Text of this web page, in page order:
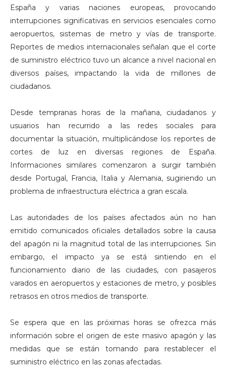
España y varias naciones europeas, provocando
interrupciones significativas en servicios esenciales como
aeropuertos, sistemas de metro y vías de transporte.
Reportes de medios internacionales señalan que el corte
de suministro eléctrico tuvo un alcance a nivel nacional en
diversos países, impactando la vida de millones de
ciudadanos.
Desde tempranas horas de la mañana, ciudadanos y
usuarios han recurrido a las redes sociales para
documentar la situación, multiplicándose los reportes de
cortes de luz en diversas regiones de España.
Informaciones similares comenzaron a surgir también
desde Portugal, Francia, Italia y Alemania, sugiriendo un
problema de infraestructura eléctrica a gran escala.
Las autoridades de los países afectados aún no han
emitido comunicados oficiales detallados sobre la causa
del apagón ni la magnitud total de las interrupciones. Sin
embargo, el impacto ya se está sintiendo en el
funcionamiento diario de las ciudades, con pasajeros
varados en aeropuertos y estaciones de metro, y posibles
retrasos en otros medios de transporte.
Se espera que en las próximas horas se ofrezca más
información sobre el origen de este masivo apagón y las
medidas que se están tomando para restablecer el
suministro eléctrico en las zonas afectadas.